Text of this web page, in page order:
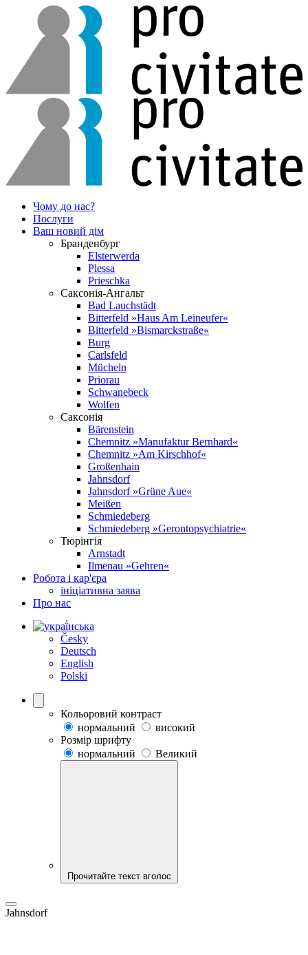
Чому до нас?
Послуги
Ваш новий дім
Бранденбург
Elsterwerda
Plessa
Prieschka
Саксонія-Ангальт
Bad Lauchstädt
Bitterfeld »Haus Am Leineufer«
Bitterfeld »Bismarckstraße«
Burg
Carlsfeld
Mücheln
Priorau
Schwanebeck
Wolfen
Саксонія
Bärenstein
Chemnitz »Manufaktur Bernhard«
Chemnitz »Am Kirschhof«
Großenhain
Jahnsdorf
Jahnsdorf »Grüne Aue«
Meißen
Schmiedeberg
Schmiedeberg »Geronto­psychiatrie«
Тюрінгія
Arnstadt
Ilmenau »Gehren«
Робота і кар'єра
ініціативна заява
Про нас
Česky
Deutsch
English
Polski
Кольоровий контраст
нормальний
високий
Розмір шрифту
нормальний
Великий
Прочитайте текст вголос
Jahnsdorf